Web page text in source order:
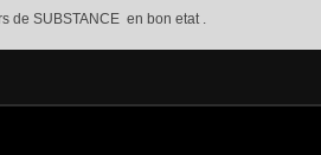
de SUBSTANCE en bon etat .